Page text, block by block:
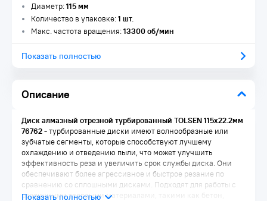
Описание
Диаметр:115 мм
Количество в упаковке:1 шт.
Макс. частота вращения:13300 об/мин
Показать полностью
Диск алмазный отрезной турбированный TOLSEN 115х22.2мм
76762 -турбированные диски имеют волнообразные или
зубчатые сегменты, которые способствуют лучшему
охлаждению и отведению пыли, что может улучшить
эффективность реза и увеличить срок службы диска. Они
обеспечивают более агрессивное и быстрое резание по
сравнению со сплошными дисками. Подходят для работы с
различными твердыми материалами, такими как бетон,